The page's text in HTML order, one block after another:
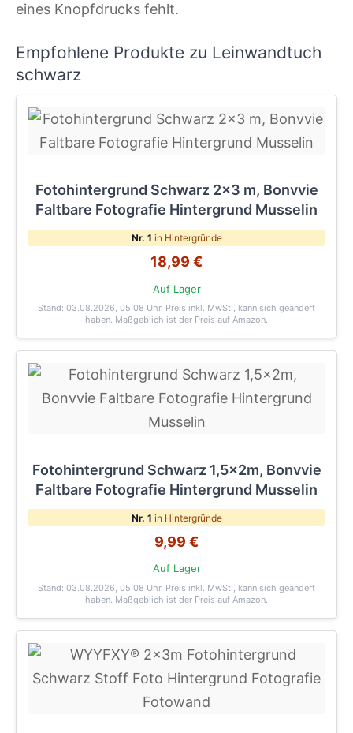
eines Knopfdrucks fehlt.
Empfohlene Produkte zu Leinwandtuch
schwarz
Fotohintergrund Schwarz 2x3 m, Bonvvie
Faltbare Fotografie Hintergrund Musselin
Nr. 1 in Hintergründe
18,99 €
Auf Lager
Stand: 03.08.2026, 05:08 Uhr. Preis inkl. MwSt., kann sich geändert
haben. Maßgeblich ist der Preis auf Amazon.
Fotohintergrund Schwarz 1,5x2m, Bonvvie
Faltbare Fotografie Hintergrund Musselin
Nr. 1 in Hintergründe
9,99 €
Auf Lager
Stand: 03.08.2026, 05:08 Uhr. Preis inkl. MwSt., kann sich geändert
haben. Maßgeblich ist der Preis auf Amazon.